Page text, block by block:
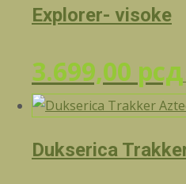
Explorer- visoke
3.699,00 рсд
Dukserica